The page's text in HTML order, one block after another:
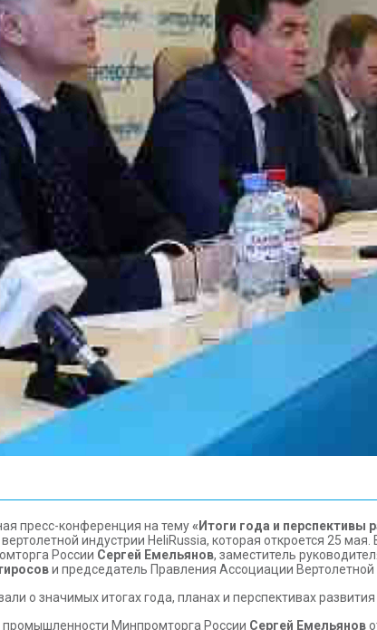
пресс-конференция на тему«Итоги года и перспективы
индустрии HeliRussia, которая откроется 25
России Сергей Емельянов, заместитель
и председатель Правления Ассоциации Вертолетной
о значимых итогах года, планах и перспективах
Минпромторга России Сергей Емельянов